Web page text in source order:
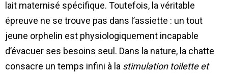
lait maternisé spécifique. Toutefois, la véritable
épreuve ne se trouve pas dans l’assiette : un tout
jeune orphelin est physiologiquement incapable
d’évacuer ses besoins seul. Dans la nature, la chatte
consacre un temps infini à la stimulation toilette et